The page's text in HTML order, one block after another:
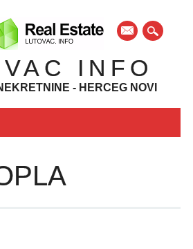
mail
INFO
- HERCEG NOVI